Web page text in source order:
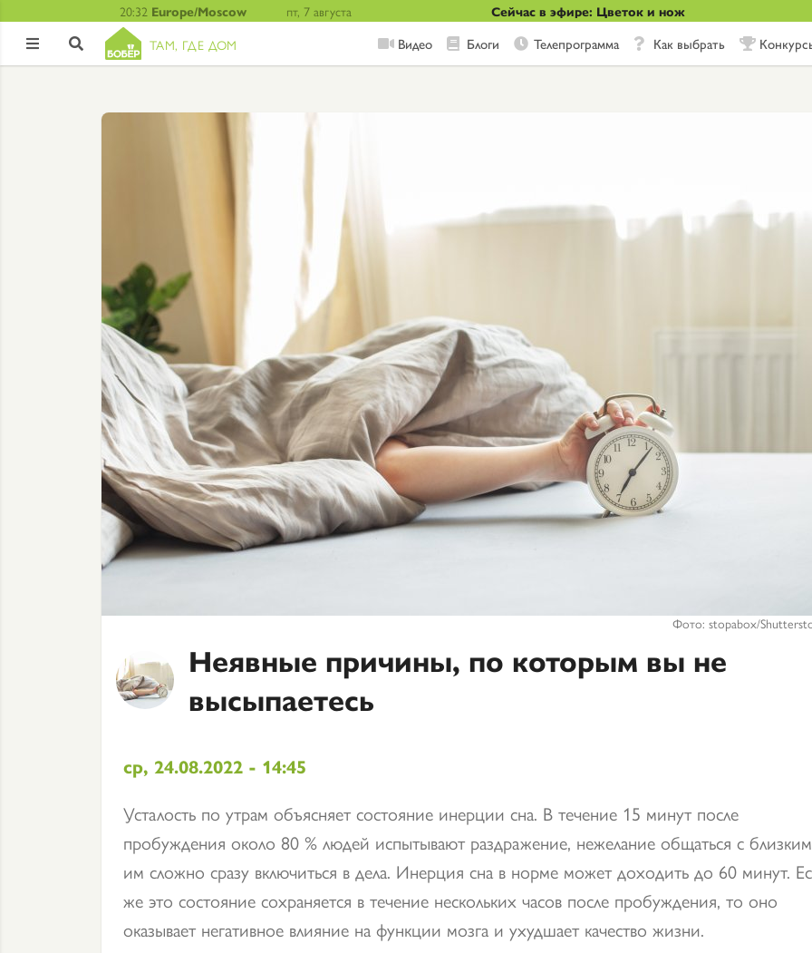
20:32 Europe/Moscow пт, 7 августа Сейчас в эфире: Цветок и нож
  ТАМ, ГДЕ ДОМ Видео Блоги Телепрограмма Как выбрать
Фото: stopabox/
Неявные причины, по которым вы не
высыпаетесь
ср, 24.08.2022 - 14:45
Усталость по утрам объясняет состояние инерции сна. В течение 15 минут после
пробуждения около 80 % людей испытывают раздражение, нежелание общаться с
им сложно сразу включиться в дела. Инерция сна в норме может доходить до 60 минут.
же это состояние сохраняется в течение нескольких часов после пробуждения, то оно
оказывает негативное влияние на функции мозга и ухудшает качество жизни.